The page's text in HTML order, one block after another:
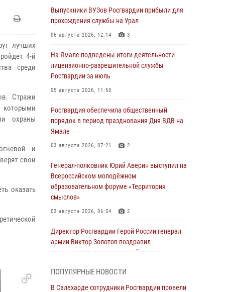
лучших
4-й
среди
Стражи
охраны
и
свои
оказать
Выпускники ВУЗов Росгвардии прибыли для
прохождения службы на Урал
06 августа 2026, 12:14 3
На Ямале подведены итоги деятельности
лицензионно-разрешительной службы
Росгвардии за июль
05 августа 2026, 11:50
Росгвардия обеспечила общественный
порядок в период празднования Дня ВДВ на
Ямале
03 августа 2026, 07:21 2
Генерал-полковник Юрий Аверин выступил на
Всероссийском молодёжном
образовательном форуме «Территория
смыслов»
03 августа 2026, 06:54 2
Директор Росгвардии Герой России генерал
армии Виктор Золотов поздравил
специалистов подразделений тыла с
ПОПУЛЯРНЫЕ НОВОСТИ
В Салехарде сотрудники Росгвардии провели